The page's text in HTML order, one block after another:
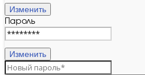
Изменить
Пароль
Изменить